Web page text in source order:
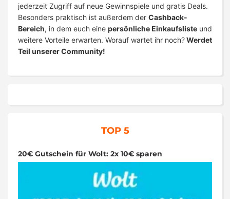
jederzeit Zugriff auf neue Gewinnspiele und gratis Deals.
Besonders praktisch ist außerdem der Cashback-
Bereich, in dem euch eine persönliche Einkaufsliste und
weitere Vorteile erwarten. Worauf wartet ihr noch?Werdet
Teil unserer Community!
TOP 5
20€ Gutschein für Wolt: 2x 10€ sparen